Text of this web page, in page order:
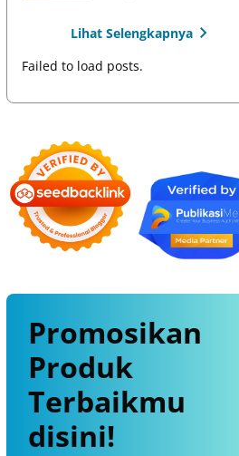
Lihat Selengkapnya
Failed to load posts.
Promosikan
Produk
Terbaikmu
disini!